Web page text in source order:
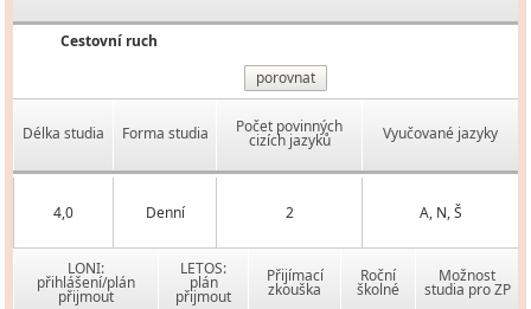
Cestovní ruch
porovnat
Délka studia Forma studia Počet povinných
cizích jazyků Vyučované jazyky
4,0 Denní 2 A, N, Š
LONI:
přihlášení/plán
přijmout
LETOS:
plán
přijmout
Přijímací
zkouška
Roční
školné
Možnost
studia pro ZP